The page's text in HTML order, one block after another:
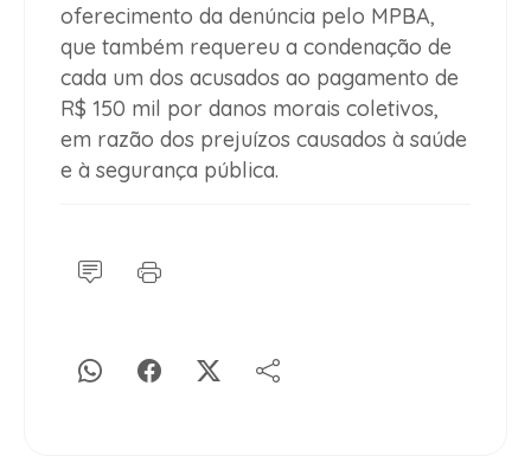
oferecimento da denúncia pelo MPBA,
que também requereu a condenação de
cada um dos acusados ao pagamento de
R$ 150 mil por danos morais coletivos,
em razão dos prejuízos causados à saúde
e à segurança pública.